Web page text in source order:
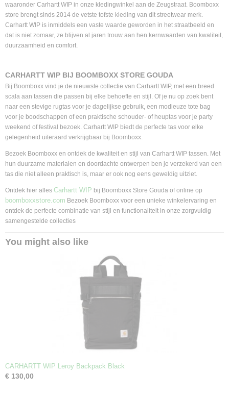
waaronder Carhartt WIP in onze kledingwinkel aan de Zeugstraat. Boomboxx
store brengt sinds 2014 de vetste tofste kleding van dit streetwear merk.
Carhartt WIP is inmiddels een vaste waarde geworden in het straatbeeld en
dat is niet zomaar, ze blijven al jaren trouw aan hen kernwaarden van kwaliteit,
duurzaamheid en comfort.
CARHARTT WIP BIJ BOOMBOXX STORE GOUDA
Bij Boomboxx vind je de nieuwste collectie van Carhartt WIP, met een breed
scala aan tassen die passen bij elke behoefte en stijl. Of je nu op zoek bent
naar een stevige rugtas voor je dagelijkse gebruik, een modieuze tote bag
voor je boodschappen of een praktische schouder- of heuptas voor je party
weekend of festival bezoek. Carhartt WIP biedt de perfecte tas voor elke
gelegenheid uiteraard verkrijgbaar bij Boomboxx.
Bezoek Boomboxx en ontdek de kwaliteit en stijl van Carhartt WIP tassen. Met
hun duurzame materialen en doordachte ontwerpen ben je verzekerd van een
tas die niet alleen praktisch is, maar er ook nog eens geweldig uitziet.
Ontdek hier alles Carhartt WIP bij Boomboxx Store Gouda of online op
boomboxxstore.com Bezoek Boomboxx voor een unieke winkelervaring en
ontdek de perfecte combinatie van stijl en functionaliteit in onze zorgvuldig
samengestelde collecties
You might also like
CARHARTT WIP Leroy Backpack Black
€ 130,00